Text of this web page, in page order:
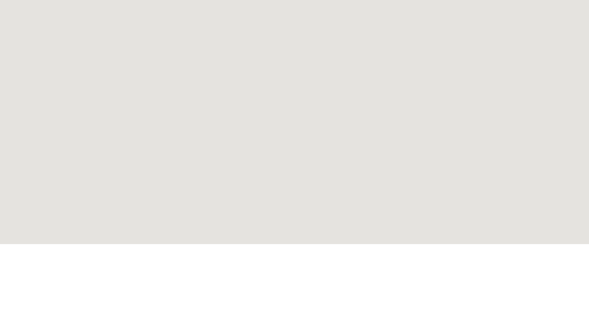
Площадь 66,9 м² позволяет получить